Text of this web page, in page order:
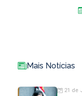
Mais Notícias
21 de